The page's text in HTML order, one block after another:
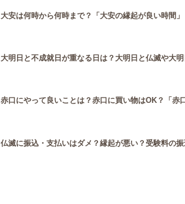
大安は何時から何時まで？「大安の縁起が良い時間
大明日と不成就日が重なる日は？大明日と仏滅や大
赤口にやって良いことは？赤口に買い物はOK？「
仏滅に振込・支払いはダメ？縁起が悪い？受験料の